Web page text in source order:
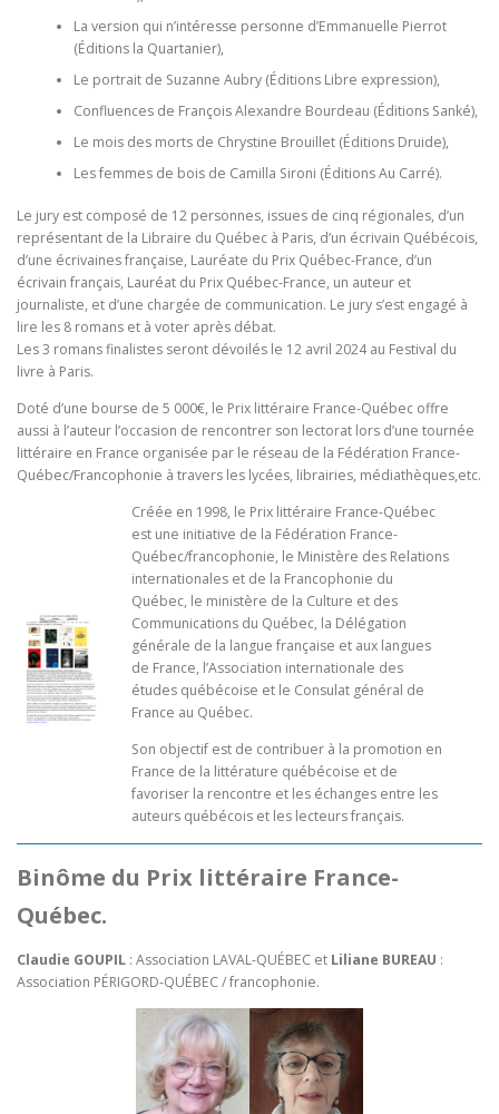
La version qui n’intéresse personne d’Emmanuelle Pierrot
(Éditions la Quartanier),
Le portrait de Suzanne Aubry (Éditions Libre expression),
Confluences de François Alexandre Bourdeau (Éditions Sanké),
Le mois des morts de Chrystine Brouillet (Éditions Druide),
Les femmes de bois de Camilla Sironi (Éditions Au Carré).
Le jury est composé de 12 personnes, issues de cinq régionales, d’un
représentant de la Libraire du Québec à Paris, d’un écrivain Québécois,
d’une écrivaines française, Lauréate du Prix Québec-France, d’un
écrivain français, Lauréat du Prix Québec-France, un auteur et
journaliste, et d’une chargée de communication. Le jury s’est engagé à
lire les 8 romans et à voter après débat.
Les 3 romans finalistes seront dévoilés le 12 avril 2024 au Festival du
livre à Paris.
Doté d’une bourse de 5 000€, le Prix littéraire France-Québec offre
aussi à l’auteur l’occasion de rencontrer son lectorat lors d’une tournée
littéraire en France organisée par le réseau de la Fédération France-
Québec/Francophonie à travers les lycées, librairies, médiathèques,etc.
Créée en 1998, le Prix littéraire France-Québec
est une initiative de la Fédération France-
Québec/francophonie, le Ministère des Relations
internationales et de la Francophonie du
Québec, le ministère de la Culture et des
Communications du Québec, la Délégation
générale de la langue française et aux langues
de France, l’Association internationale des
études québécoise et le Consulat général de
France au Québec.
Son objectif est de contribuer à la promotion en
France de la littérature québécoise et de
favoriser la rencontre et les échanges entre les
auteurs québécois et les lecteurs français.
Binôme du Prix littéraire France-
Québec.
Claudie GOUPIL : Association LAVAL-QUÉBEC et Liliane BUREAU :
Association PÉRIGORD-QUÉBEC / francophonie.